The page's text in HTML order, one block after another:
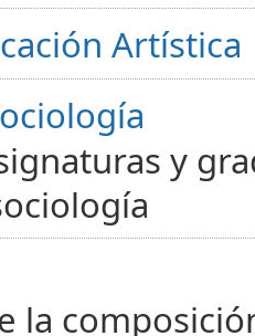
Artística
y
la